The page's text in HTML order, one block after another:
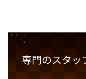
専門のスタッ